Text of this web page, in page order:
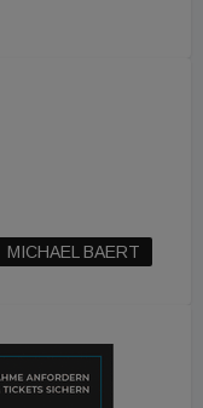
MICHAEL BAERT